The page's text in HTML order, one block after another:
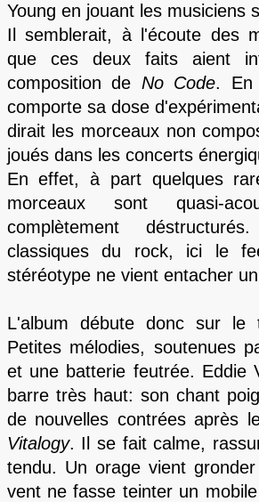
Young en jouant les musiciens
Il semblerait, à l'écoute des
que ces deux faits aient
composition de No Code. En
comporte sa dose
dirait les morceaux non
joués dans les concerts
En effet, à part quelques
morceaux sont quasi-
complètement
classiques du rock, ici le
stéréotype ne vient entacher
L'album débute donc sur
Petites mélodies, soutenues
et une batterie feutrée. Eddie
barre très haut: son chant
de nouvelles contrées après
Vitalogy. Il se fait calme,
tendu. Un orage vient
vent ne fasse teinter un